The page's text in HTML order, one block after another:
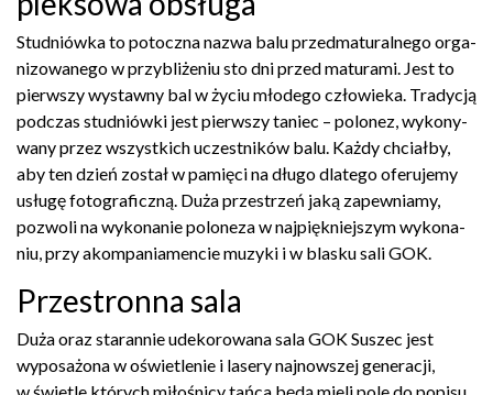
Studniówka to potoczna nazwa balu przed­mat­u­ral­nego orga­
ni­zowanego w przy­bliże­niu sto dni przed mat­u­rami. Jest to
pier­wszy wys­tawny bal w życiu młodego człowieka. Trady­cją
pod­czas studniówki jest pier­wszy taniec – polonez, wykony­
wany przez wszys­t­kich uczest­ników balu. Każdy chci­ałby,
aby ten dzień został w pamięci na długo dlat­ego ofer­u­jemy
usługę fotograficzną. Duża przestrzeń jaką zapew­ni­amy,
poz­woli na wyko­nanie poloneza w najpiękniejszym wyko­na­
niu, przy akom­pa­ni­a­men­cie muzyki i w blasku saliGOK.
Prze­stronna sala
Duża oraz staran­nie udeko­rowana salaGOKSuszec jest
wyposażona w oświ­etle­nie i lasery najnowszej gen­er­acji,